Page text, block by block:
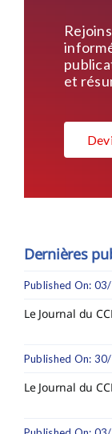
et
Dernières
Published On:
Le Journal du
Published On:
Le Journal du